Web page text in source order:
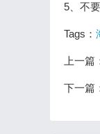
5、不要
Tags：
上一篇
下一篇